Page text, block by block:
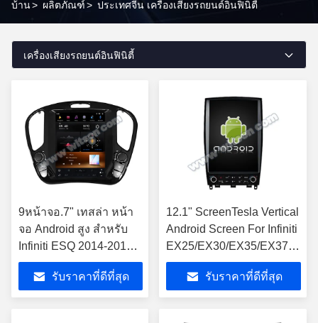
บ้าน> ผลิตภัณฑ์> ประเทศจีน เครื่องเสียงรถยนต์อินฟินิตี้
เครื่องเสียงรถยนต์อินฟินิตี้
9หน้าจอ.7" เทสล่า หน้า
จอ Android สูง สําหรับ
Infiniti ESQ 2014-2019
Nissan Juke 2010-2019
รับราคาที่ดีที่สุด
12.1" ScreenTesla Vertical
Android Screen For Infiniti
EX25/EX30/EX35/EX37/
2007-2017 เครื่องเสียง
รถยนต์
รับราคาที่ดีที่สุด